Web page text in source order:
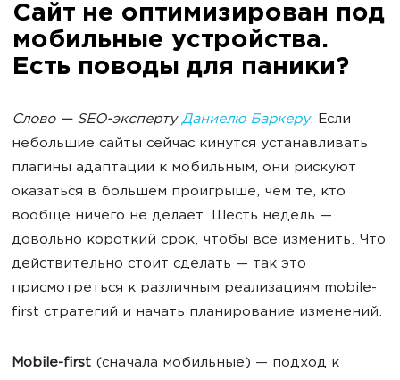
Сайт не оптимизирован под
мобильные устройства.
Есть поводы для паники?
Слово — SEO-экспертуДаниелю Баркеру. Если
небольшие сайты сейчас кинутся устанавливать
плагины адаптации к мобильным, они рискуют
оказаться в большем проигрыше, чем те, кто
вообще ничего не делает. Шесть недель —
довольно короткий срок, чтобы все изменить. Что
действительно стоит сделать — так это
присмотреться к различным реализациям mobile-
first стратегий и начать планирование изменений.
Mobile-first (сначала мобильные) — подход к